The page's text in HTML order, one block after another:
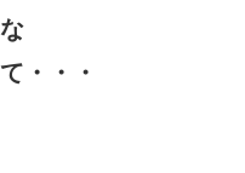
・・・